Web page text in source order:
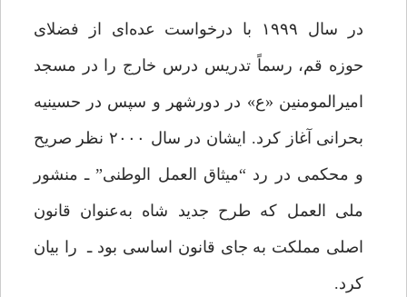
در سال ۱۹۹۹ با درخواست عده‌ای از فضلای
حوزه قم، رسماً تدریس درس خارج را در مسجد
امیرالمومنین «ع» در دورشهر و سپس در حسینیه
بحرانی آغاز کرد. ایشان در سال ۲۰۰۰ نظر صریح
و محکمی در رد “میثاق العمل الوطنی” ـ منشور
ملی العمل که طرح جدید شاه به‌عنوان قانون
اصلی مملکت به جای قانون اساسی بود ـ را بیان
کرد.